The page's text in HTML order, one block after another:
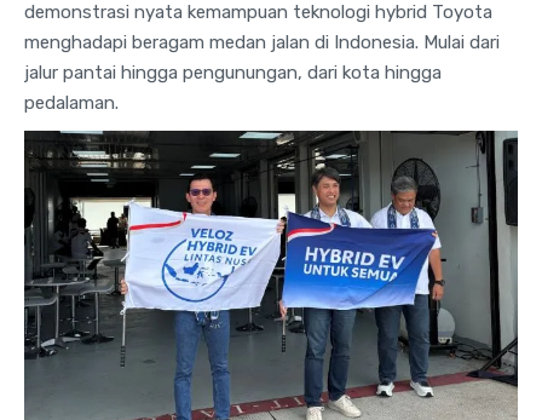
demonstrasi nyata kemampuan teknologi hybrid Toyota
menghadapi beragam medan jalan di Indonesia. Mulai dari
jalur pantai hingga pengunungan, dari kota hingga
pedalaman.